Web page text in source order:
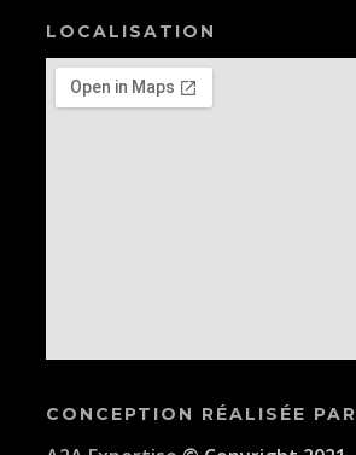
LOCALISATION
CONCEPTION RÉALISÉE PAR